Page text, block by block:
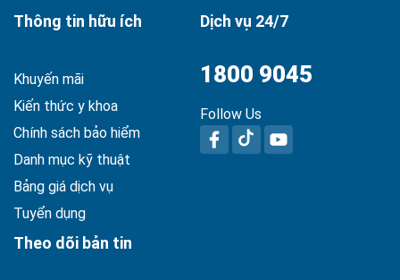
Thông tin hữu ích
Khuyến mãi
Kiến thức y khoa
Chính sách bảo hiểm
Danh mục kỹ thuật
Bảng giá dịch vụ
Tuyển dụng
Dịch vụ 24/7
1800 9045
Follow Us
Theo dõi bản tin